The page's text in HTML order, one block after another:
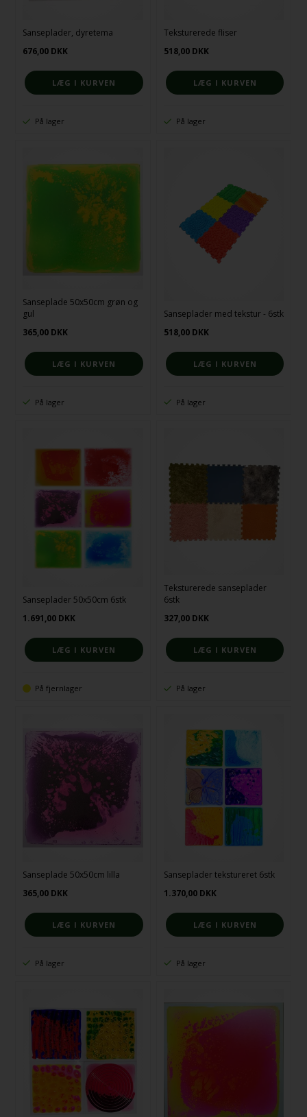
Sanseplader, dyretema
676,00 DKK
På lager
Teksturerede fliser
518,00 DKK
På lager
Sanseplade 50x50cm grøn og
gul
365,00 DKK
På lager
Sanseplader med tekstur - 6stk
518,00 DKK
På lager
Sanseplader 50x50cm 6stk
1.691,00 DKK
På fjernlager
Teksturerede sanseplader
6stk
327,00 DKK
På lager
Sanseplade 50x50cm lilla
365,00 DKK
På lager
Sanseplader tekstureret 6stk
1.370,00 DKK
På lager